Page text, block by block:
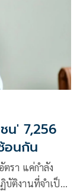
ซ้อนกัน